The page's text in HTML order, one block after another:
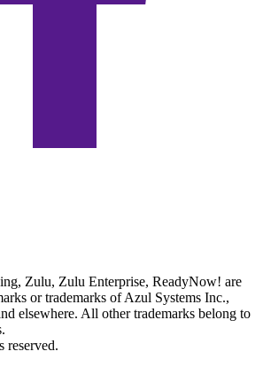
Zulu, Zulu Enterprise, ReadyNow! are
or trademarks of Azul Systems Inc.,
elsewhere. All other trademarks belong to